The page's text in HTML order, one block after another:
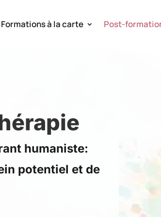
Formations à la carte Post-
humaniste:
potentiel et de